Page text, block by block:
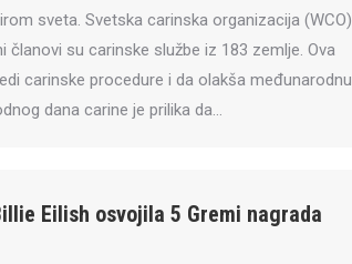
sveta. Svetska carinska organizacija (WCO)
članovi su carinske službe iz 183 zemlje. Ova
carinske procedure i da olakša međunarodnu
dana carine je prilika da…
Eilish osvojila 5 Gremi nagrada